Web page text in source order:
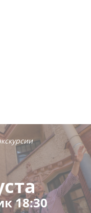
18:30